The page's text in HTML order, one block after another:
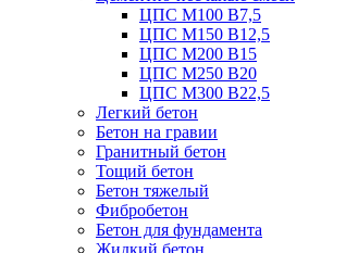
ЦПС М100 B7,5
ЦПС М150 B12,5
ЦПС М200 B15
ЦПС М250 B20
ЦПС М300 B22,5
Легкий бетон
Бетон на гравии
Гранитный бетон
Тощий бетон
Бетон тяжелый
Фибробетон
Бетон для фундамента
Жидкий бетон